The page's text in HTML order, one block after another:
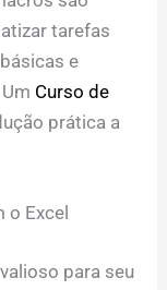
tarefas
e
Curso de
prática a
o Excel
para seu